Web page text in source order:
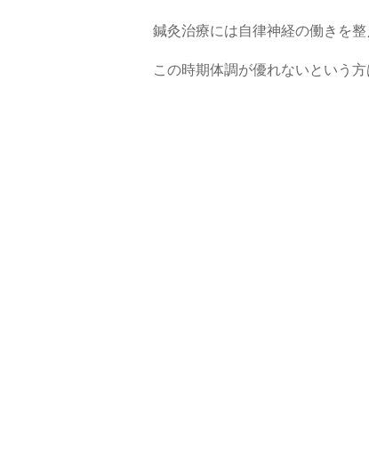
鍼灸治療には自律神経の働きを
この時期体調が優れないという方